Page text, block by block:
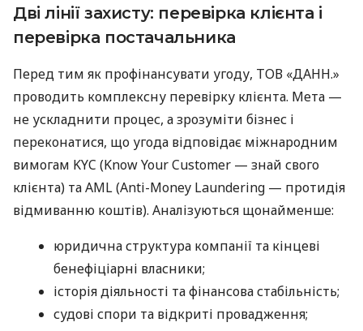
Дві лінії захисту: перевірка клієнта і
перевірка постачальника
Перед тим як профінансувати угоду, ТОВ «ДАНН.»
проводить комплексну перевірку клієнта. Мета —
не ускладнити процес, а зрозуміти бізнес і
переконатися, що угода відповідає міжнародним
вимогам KYC (Know Your Customer — знай свого
клієнта) та AML (Anti-Money Laundering — протидія
відмиванню коштів). Аналізуються щонайменше:
юридична структура компанії та кінцеві
бенефіціарні власники;
історія діяльності та фінансова стабільність;
судові спори та відкриті провадження;